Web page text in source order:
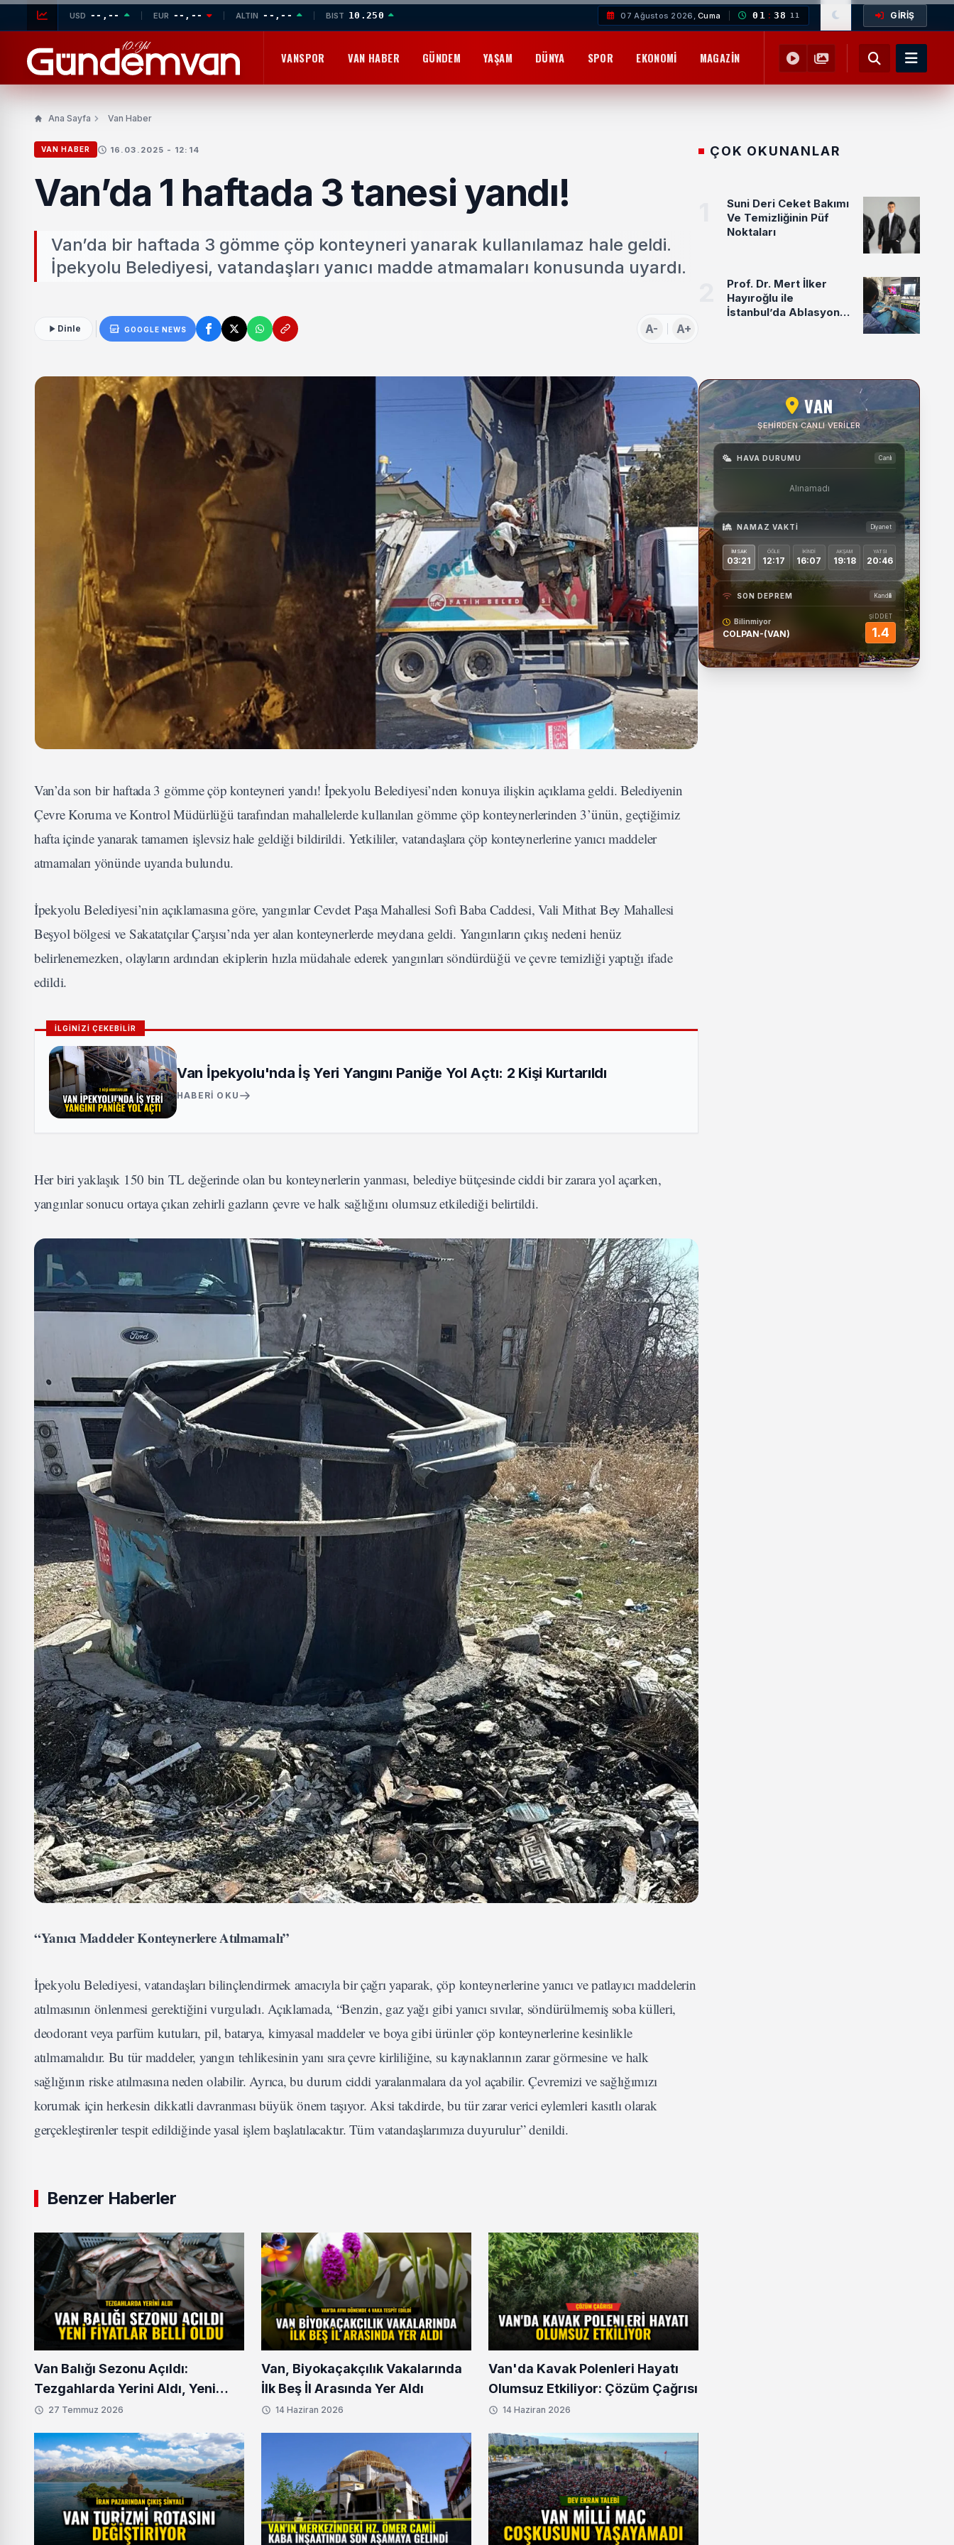
USD --,-- EUR --,-- ALTIN --,-- BIST 10.250 07 Ağustos 2026,Cuma 01 : 38 14 GİRİŞ
VANSPOR VAN HABER GÜNDEM YAŞAM DÜNYA SPOR EKONOMI MAGAZIN YEMEK TARIFLERI SAĞLIK
Ana Sayfa Van Haber
VAN HABER 16.03.2025 - 12:14
Van’da 1 haftada 3 tanesi yandı!
Van’da bir haftada 3 gömme çöp konteyneri yanarak kullanılamaz hale geldi.
İpekyolu Belediyesi, vatandaşları yanıcı madde atmamaları konusunda uyardı.
Dinle GOOGLE NEWS A- A+
Van’da son bir haftada 3 gömme çöp konteyneri yandı! İpekyolu Belediyesi’nden konuya ilişkin açıklama geldi. Belediyenin
Çevre Koruma ve Kontrol Müdürlüğü tarafından mahallelerde kullanılan gömme çöp konteynerlerinden 3’ünün, geçtiğimiz
hafta içinde yanarak tamamen işlevsiz hale geldiği bildirildi. Yetkililer, vatandaşlara çöp konteynerlerine yanıcı maddeler
atmamaları yönünde uyarıda bulundu.
İpekyolu Belediyesi’nin açıklamasına göre, yangınlar Cevdet Paşa Mahallesi Sofi Baba Caddesi, Vali Mithat Bey Mahallesi
Beşyol bölgesi ve Sakatatçılar Çarşısı’nda yer alan konteynerlerde meydana geldi. Yangınların çıkış nedeni henüz
belirlenemezken, olayların ardından ekiplerin hızla müdahale ederek yangınları söndürdüğü ve çevre temizliği yaptığı ifade
edildi.
İLGİNİZİ ÇEKEBİLİR
Van İpekyolu'nda İş Yeri Yangını Paniğe Yol Açtı: 2 Kişi Kurtarıldı
HABERI OKU
Her biri yaklaşık 150 bin TL değerinde olan bu konteynerlerin yanması, belediye bütçesinde ciddi bir zarara yol açarken,
yangınlar sonucu ortaya çıkan zehirli gazların çevre ve halk sağlığını olumsuz etkilediği belirtildi.
“Yanıcı Maddeler Konteynerlere Atılmamalı”
İpekyolu Belediyesi, vatandaşları bilinçlendirmek amacıyla bir çağrı yaparak, çöp konteynerlerine yanıcı ve patlayıcı maddelerin
atılmasının önlenmesi gerektiğini vurguladı. Açıklamada, “Benzin, gaz yağı gibi yanıcı sıvılar, söndürülmemiş soba külleri,
deodorant veya parfüm kutuları, pil, batarya, kimyasal maddeler ve boya gibi ürünler çöp konteynerlerine kesinlikle
atılmamalıdır. Bu tür maddeler, yangın tehlikesinin yanı sıra çevre kirliliğine, su kaynaklarının zarar görmesine ve halk
sağlığının riske atılmasına neden olabilir. Ayrıca, bu durum ciddi yaralanmalara da yol açabilir. Çevremizi ve sağlığımızı
korumak için herkesin dikkatli davranması büyük önem taşıyor. Aksi takdirde, bu tür zarar verici eylemleri kasıtlı olarak
gerçekleştirenler tespit edildiğinde yasal işlem başlatılacaktır. Tüm vatandaşlarımıza duyurulur” denildi.
Benzer Haberler
Van Balığı Sezonu Açıldı:
Tezgahlarda Yerini Aldı, Yeni
Fiyatlar Belli Oldu
27 Temmuz 2026
Van, Biyokaçakçılık Vakalarında
İlk Beş İl Arasında Yer Aldı
14 Haziran 2026
Van'da Kavak Polenleri Hayatı
Olumsuz Etkiliyor: Çözüm Çağrısı
14 Haziran 2026
ÇOK OKUNANLAR
Suni Deri Ceket Bakımı
Ve Temizliğinin Püf
Noktaları
Prof. Dr. Mert İlker
Hayıroğlu ile
İstanbul’da Ablasyon
VAN
ŞEHIRDEN CANLI VERILER
HAVA DURUMU Canlı
Alınamadı
NAMAZ VAKTI Diyanet
İMSAK
03:21
ÖĞLE
12:17
İKINDI
16:07
AKŞAM
19:18
YATSI
20:46
SON DEPREM Kandilli
Bilinmiyor
COLPAN-(VAN)
ŞİDDET
1.4